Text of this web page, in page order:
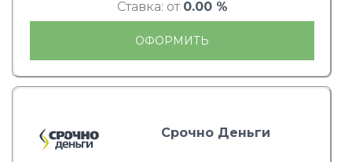
Ставка: от 0.00 %
ОФОРМИТЬ
Срочно Деньги